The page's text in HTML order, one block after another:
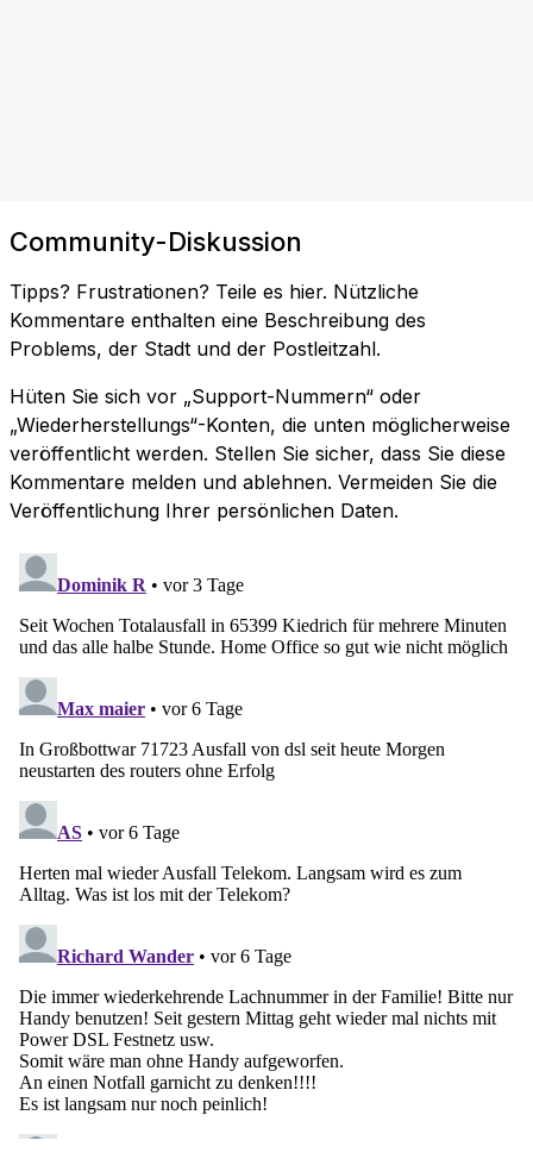
Community-Diskussion
Tipps? Frustrationen? Teile es hier. Nützliche
Kommentare enthalten eine Beschreibung des
Problems, der Stadt und der Postleitzahl.
Hüten Sie sich vor „Support-Nummern“ oder
„Wiederherstellungs“-Konten, die unten möglicherweise
veröffentlicht werden. Stellen Sie sicher, dass Sie diese
Kommentare melden und ablehnen. Vermeiden Sie die
Veröffentlichung Ihrer persönlichen Daten.